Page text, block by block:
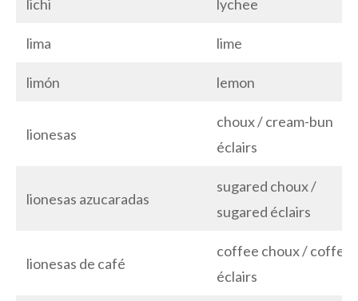
lichi lychee
lima lime
limón lemon
lionesas
choux / cream-bun
éclairs
lionesas azucaradas
sugared choux /
sugared éclairs
lionesas de café
coffee choux / coffee
éclairs